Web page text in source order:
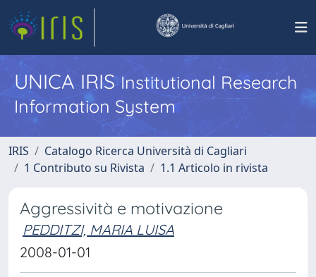
UNICA IRISInstitutional Research
Information System
IRIS
Catalogo Ricerca Università di Cagliari
1 Contributo su Rivista
1.1 Articolo in rivista
Aggressività e motivazione
PEDDITZI, MARIA LUISA
2008-01-01